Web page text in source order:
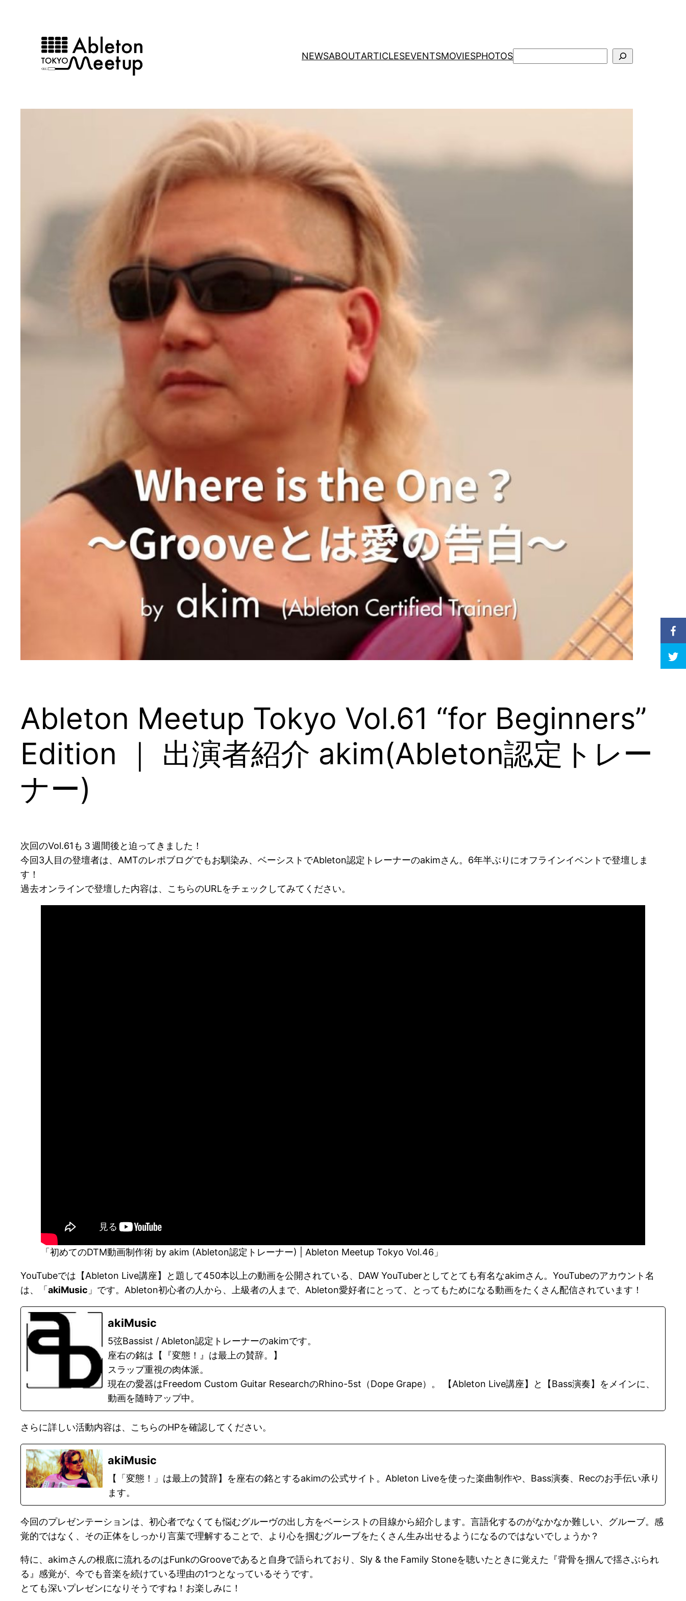
NEWSABOUTARTICLESEVENTSMOVIESPHOTOS検
Ableton Meetup Tokyo Vol.61 “for Beginners”
Edition ｜ 出演者紹介 akim(Ableton認定トレー
ナー)
次回のVol.61も３週間後と迫ってきました！
今回3人目の登壇者は、AMTのレポブログでもお馴染み、ベーシストでAbleton認定トレーナーのakimさん。6年半ぶりにオフラインイベントで登壇しま
す！
過去オンラインで登壇した内容は、こちらのURLをチェックしてみてください。
「初めてのDTM動画制作術 by akim (Ableton認定トレーナー) | Ableton Meetup Tokyo Vol.46」
YouTubeでは【Ableton Live講座】と題して450本以上の動画を公開されている、DAW YouTuberとしてとても有名なakimさん。YouTubeのアカウント名
は、「 akiMusic 」です。Ableton初心者の人から、上級者の人まで、Ableton愛好者にとって、とってもためになる動画をたくさん配信されています！
akiMusic
5弦Bassist / Ableton認定トレーナーのakimです。
座右の銘は【『変態！』は最上の賛辞。】
スラップ重視の肉体派。
現在の愛器はFreedom Custom Guitar ResearchのRhino-5st（Dope Grape）。 【Ableton Live講座】と【Bass演奏】をメインに、
動画を随時アップ中。
さらに詳しい活動内容は、こちらのHPを確認してください。
akiMusic
【「変態！」は最上の賛辞】を座右の銘とするakimの公式サイト。Ableton Liveを使った楽曲制作や、Bass演奏、Recのお手伝い承り
ます。
今回のプレゼンテーションは、初心者でなくても悩むグルーヴの出し方をベーシストの目線から紹介します。言語化するのがなかなか難しい、グルーブ。感
覚的ではなく、その正体をしっかり言葉で理解することで、より心を掴むグルーブをたくさん生み出せるようになるのではないでしょうか？
特に、akimさんの根底に流れるのはFunkのGrooveであると自身で語られており、Sly & the Family Stoneを聴いたときに覚えた『背骨を掴んで揺さぶられ
る』感覚が、今でも音楽を続けている理由の1つとなっているそうです。
とても深いプレゼンになりそうですね！お楽しみに！